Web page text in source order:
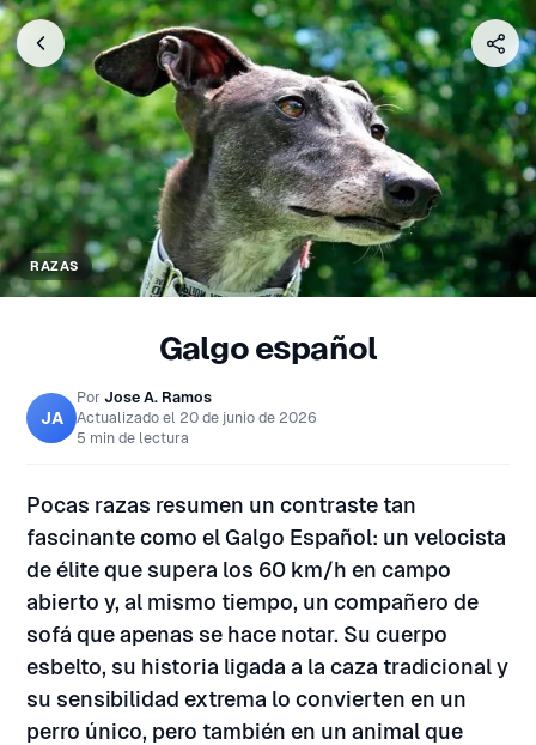
RAZAS
Galgo español
JA
Por Jose A. Ramos
Actualizado el 20 de junio de 2026
5 min de lectura
Pocas razas resumen un contraste tan
fascinante como el Galgo Español: un velocista
de élite que supera los 60 km/h en campo
abierto y, al mismo tiempo, un compañero de
sofá que apenas se hace notar. Su cuerpo
esbelto, su historia ligada a la caza tradicional y
su sensibilidad extrema lo convierten en un
perro único, pero también en un animal que